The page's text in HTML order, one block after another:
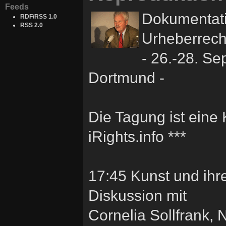
Feeds
RDF/RSS 1.0
RSS 2.0
- 26.-28.
Dortmund -
Die Tagung ist eine
iRights.info ***
17:45 Kunst und
Diskussion mit
Cornelia Sollfrank,